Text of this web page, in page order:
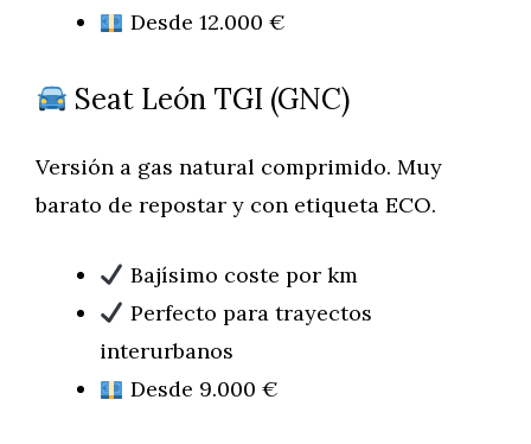
Desde 12.000 €
Seat León TGI (GNC)
Versión a gas natural comprimido. Muy
barato de repostar y con etiqueta ECO.
Bajísimo coste por km
Perfecto para trayectos
interurbanos
Desde 9.000 €